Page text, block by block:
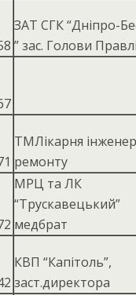
ЗАТ СГК “Дніпро-
” зас. Голови
ТМЛікарня
ремонту
МРЦ та ЛК
“Трускавецький”
медбрат
КВП “Капітоль”,
заст.директора